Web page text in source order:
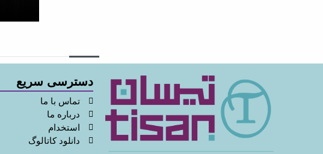
دسترسی سریع
تماس با ما
درباره ما
استخدام
دانلود کاتالوگ